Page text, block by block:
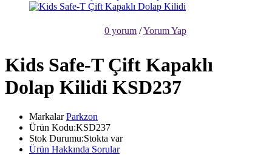
0 yorum /Yorum Yap
Kids Safe-T Çift Kapaklı
Dolap Kilidi KSD237
MarkalarParkzon
Ürün Kodu:KSD237
Stok Durumu:Stokta var
Ürün Hakkında Sorular